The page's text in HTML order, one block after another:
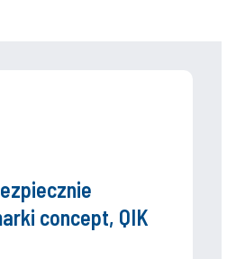
concept, QIK